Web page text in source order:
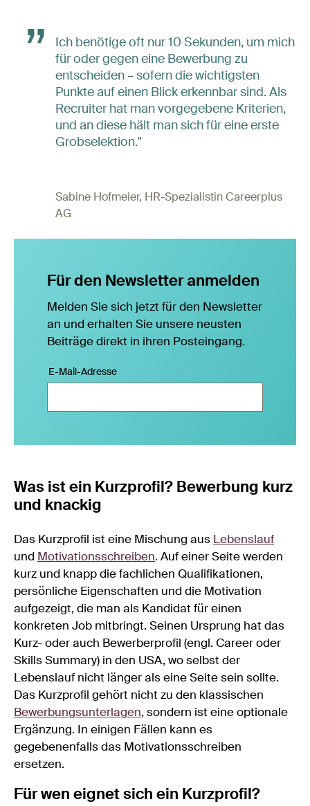
Ich benötige oft nur 10 Sekunden, um mich
für oder gegen eine Bewerbung zu
entscheiden – sofern die wichtigsten
Punkte auf einen Blick erkennbar sind. Als
Recruiter hat man vorgegebene Kriterien,
und an diese hält man sich für eine erste
Grobselektion."
Sabine Hofmeier, HR-Spezialistin Careerplus
AG
Für den Newsletter anmelden
Melden Sie sich jetzt für den Newsletter
an und erhalten Sie unsere neusten
Beiträge direkt in ihren Posteingang.
E-Mail-Adresse
Was ist ein Kurzprofil? Bewerbung kurz
und knackig
Das Kurzprofil ist eine Mischung aus Lebenslauf
und Motivationsschreiben. Auf einer Seite werden
kurz und knapp die fachlichen Qualifikationen,
persönliche Eigenschaften und die Motivation
aufgezeigt, die man als Kandidat für einen
konkreten Job mitbringt. Seinen Ursprung hat das
Kurz- oder auch Bewerberprofil (engl. Career oder
Skills Summary) in den USA, wo selbst der
Lebenslauf nicht länger als eine Seite sein sollte.
Das Kurzprofil gehört nicht zu den klassischen
Bewerbungsunterlagen, sondern ist eine optionale
Ergänzung. In einigen Fällen kann es
gegebenenfalls das Motivationsschreiben
ersetzen.
Für wen eignet sich ein Kurzprofil?